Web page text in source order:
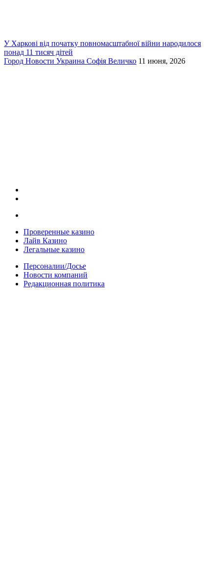
У Харкові від початку повномасштабної війни народилося
понад 11 тисяч дітей
Город Новости Украина Софія Величко 11 июня, 2026
Проверенные казино
Лайв Казино
Легальные казино
Персоналии/Досье
Новости компаний
Редакционная политика